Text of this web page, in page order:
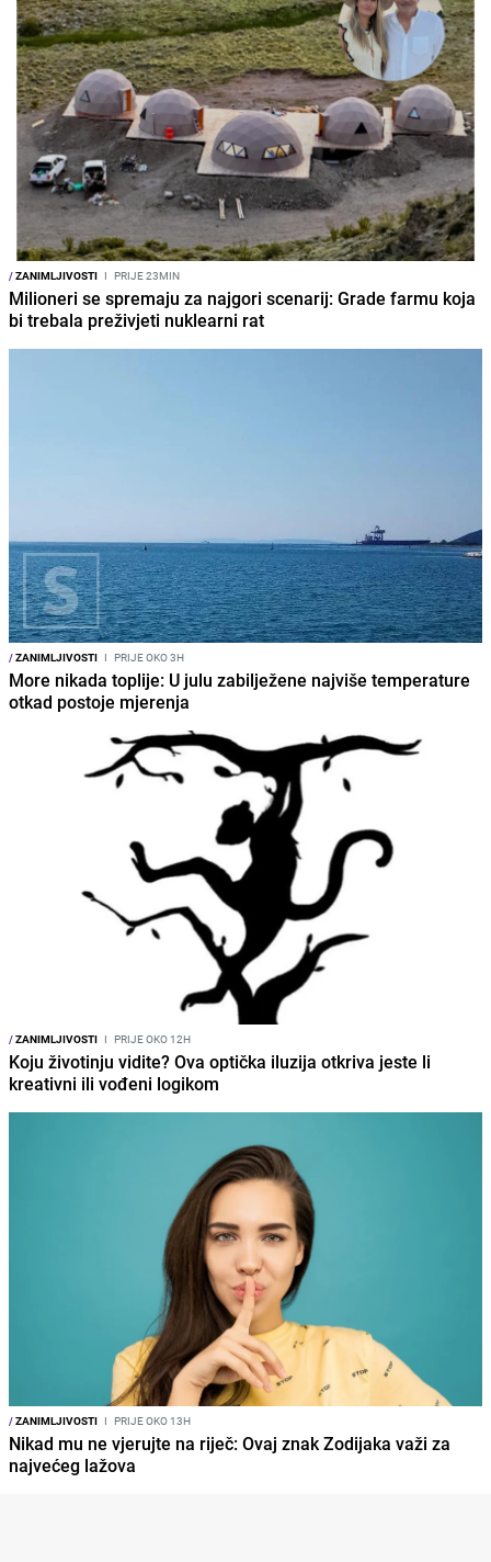
/ZANIMLJIVOSTI I PRIJE 23MIN
Milioneri se spremaju za najgori scenarij: Grade farmu koja
bi trebala preživjeti nuklearni rat
/ZANIMLJIVOSTI I PRIJE OKO 3H
More nikada toplije: U julu zabilježene najviše temperature
otkad postoje mjerenja
/ZANIMLJIVOSTI I PRIJE OKO 12H
Koju životinju vidite? Ova optička iluzija otkriva jeste li
kreativni ili vođeni logikom
/ZANIMLJIVOSTI I PRIJE OKO 13H
Nikad mu ne vjerujte na riječ: Ovaj znak Zodijaka važi za
najvećeg lažova